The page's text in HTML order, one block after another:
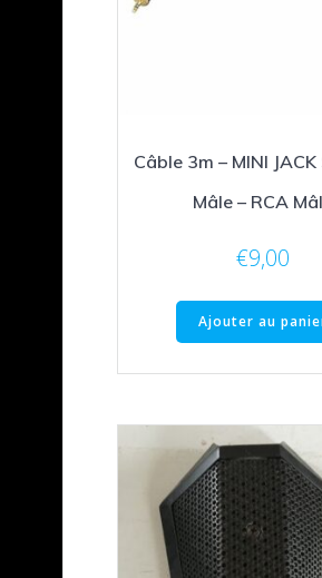
Câble 3m – MINI JACK
Mâle – RCA
€9,00
Ajouter au